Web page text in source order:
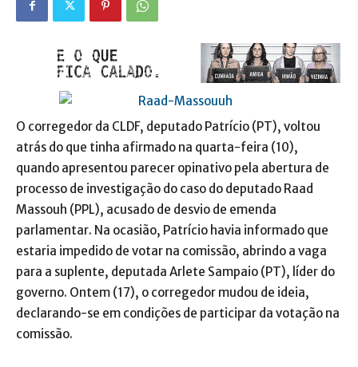
O corregedor da CLDF, deputado Patrício (PT), voltou
atrás do que tinha afirmado na quarta-feira (10),
quando apresentou parecer opinativo pela abertura de
processo de investigação do caso do deputado Raad
Massouh (PPL), acusado de desvio de emenda
parlamentar. Na ocasião, Patrício havia informado que
estaria impedido de votar na comissão, abrindo a vaga
para a suplente, deputada Arlete Sampaio (PT), líder do
governo. Ontem (17), o corregedor mudou de ideia,
declarando-se em condições de participar da votação na
comissão.